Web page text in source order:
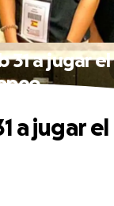
31 a jugar el
a jugar el